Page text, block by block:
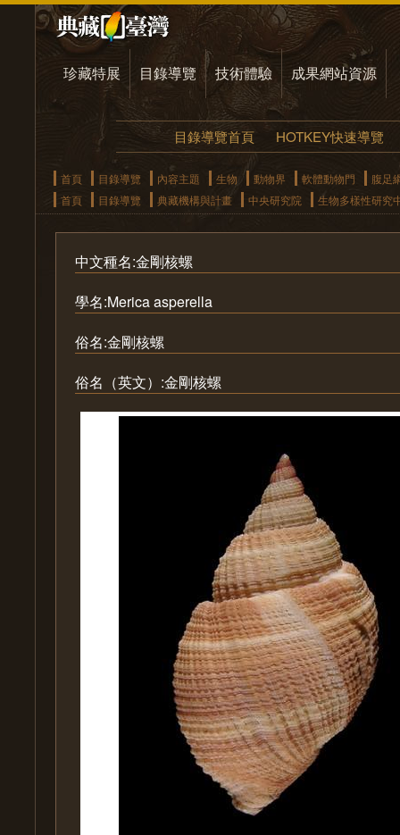
珍藏特展 目錄導覽 技術體驗 成果網站資源
目錄導覽首頁 HOTKEY快速導覽
首頁 目錄導覽 內容主題 生物 動物界 軟體動物門
腹足
首頁
目錄導覽 典藏機構與計畫 中央研究院 生物多樣性研究
中文種名:金剛核螺
學名:Merica asperella
俗名:金剛核螺
俗名（英文）:金剛核螺